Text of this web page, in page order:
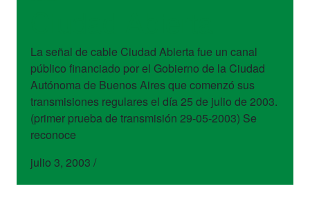
La señal de cable Ciudad Abierta fue un canal
público financiado por el Gobierno de la Ciudad
Autónoma de Buenos Aires que comenzó sus
transmisiones regulares el día 25 de julio de 2003.
(primer prueba de transmisión 29-05-2003) Se
reconoce
julio 3, 2003 /